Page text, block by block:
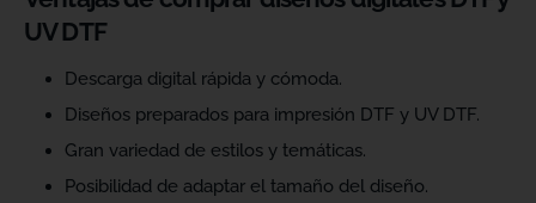
UV DTF
Descarga digital rápida y cómoda.
Diseños preparados para impresión DTF y UV DTF.
Gran variedad de estilos y temáticas.
Posibilidad de adaptar el tamaño del diseño.